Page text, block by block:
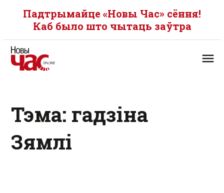
Падтрымайце «Новы Час» сёння!
Каб было што чытаць заўтра
Тэма: гадзіна
Зямлі